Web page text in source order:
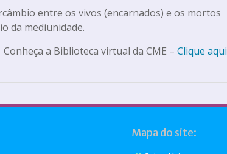
entre os vivos (encarnados) e os mortos
da mediunidade.
Conheça a Biblioteca virtual da CME – Clique aqui
Mapa do site: